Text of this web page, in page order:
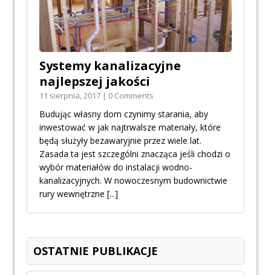
Systemy kanalizacyjne
najlepszej jakości
11 sierpnia, 2017 | 0 Comments
Budując własny dom czynimy starania, aby
inwestować w jak najtrwalsze materiały, które
będą służyły bezawaryjnie przez wiele lat.
Zasada ta jest szczególni znacząca jeśli chodzi o
wybór materiałów do instalacji wodno-
kanalizacyjnych. W nowoczesnym budownictwie
rury wewnętrzne [...]
OSTATNIE PUBLIKACJE